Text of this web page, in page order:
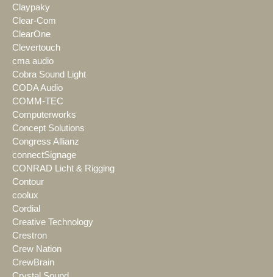
Claypaky
Clear-Com
ClearOne
Clevertouch
cma audio
Cobra Sound Light
CODA Audio
COMM-TEC
Computerworks
Concept Solutions
Congress Allianz
connectSignage
CONRAD Licht & Rigging
Contour
coolux
Cordial
Creative Technology
Crestron
Crew Nation
CrewBrain